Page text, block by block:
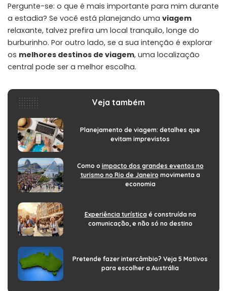
Pergunte-se: o que é mais importante para mim durante
a estadia? Se você está planejando uma viagem
relaxante, talvez prefira um local tranquilo, longe do
burburinho. Por outro lado, se a sua intenção é explorar
os melhores destinos de viagem, uma localização
central pode ser a melhor escolha.
Veja também
Planejamento de viagem: detalhes que
evitam imprevistos
Como o impacto dos grandes eventos no
turismo no Rio de Janeiro movimenta a
economia
Experiência turísticaé construída na
comunicação, e não só no destino
Pretende fazer intercâmbio? Veja 5 Motivos
para escolher a Austrália